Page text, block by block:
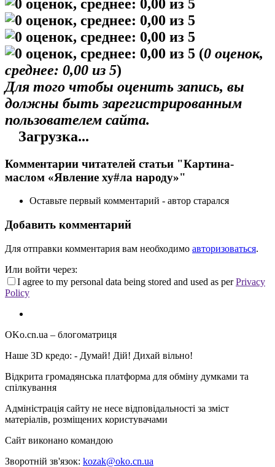
(0 оценок,
среднее: 0,00 из 5)
Для того чтобы оценить запись, вы
должны быть зарегистрированным
пользователем сайта.
Загрузка...
Комментарии читателей статьи "Картина-
маслом «Явление ху#ла народу»"
Оставьте первый комментарий - автор старался
Добавить комментарий
Для отправки комментария вам необходимо авторизоваться.
Или войти через:
I agree to my personal data being stored and used as perPrivacy
Policy
OKo.cn.ua – блогоматриця
Наше 3D кредо: - Думай! Дій! Дихай вільно!
Відкрита громадянська платформа для обміну думками та
спілкування
Адміністрація сайту не несе відповідальності за зміст
матеріалів, розміщених користувачами
Сайт виконано командою
Зворотній зв'язок: kozak@oko.cn.ua